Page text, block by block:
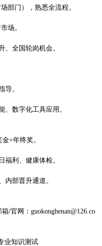
部门），熟悉全流程。
场。
、全国轮岗机会。
导。
、数字化工具应用。
+年终奖。
福利、健康体检。
内部晋升通道。
/官网：guokonghenan@126.co
业知识测试